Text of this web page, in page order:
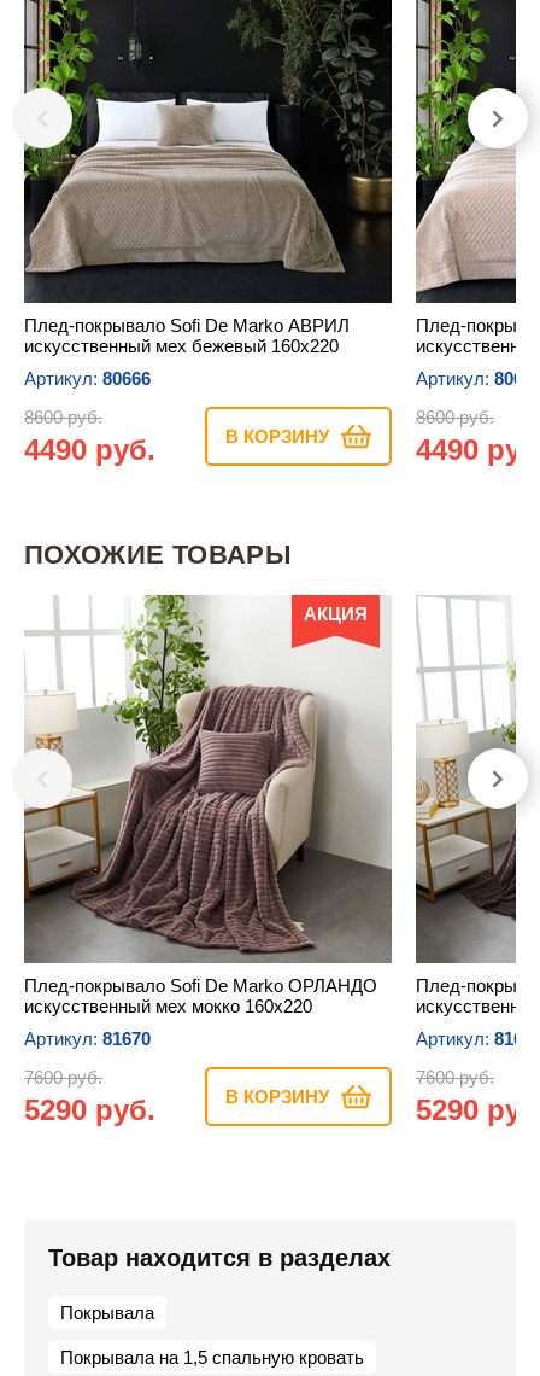
Плед-покрывало Sofi De Marko АВРИЛ
искусственный мех бежевый 160х220
Артикул: 80666
8600 руб.
4490 руб. В КОРЗИНУ
Плед-
Артикул:
8600 руб.
4490
ПОХОЖИЕ ТОВАРЫ
АКЦИЯ
Плед-покрывало Sofi De Marko ОРЛАНДО
искусственный мех мокко 160х220
Артикул: 81670
7600 руб.
5290 руб. В КОРЗИНУ
Плед-
Артикул:
7600 руб.
5290
Товар находится в разделах
Покрывала
Покрывала на 1,5 спальную кровать